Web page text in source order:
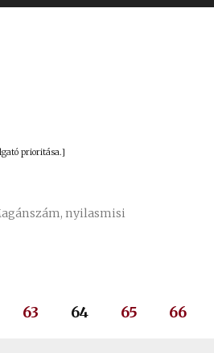
lejátszó
prioritása.]
, nyilasmisi
63 64 65 66